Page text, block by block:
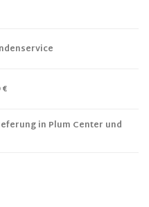
in Plum Center und